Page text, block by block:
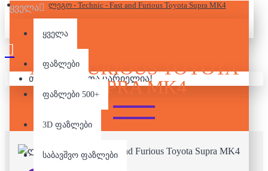
ყველა
ყველა
ფაზლები
ფაზლები 500+
3D ფაზლები
საბავშვო ფაზლები
თქვენი კალათა ცარიელია!
ლეგო - Technic - Fast and Furious Toyota Supra MK4
ᲚᲔᲒᲝ - TECHNIC - FAST
AND FURIOUS TOYOTA
SUPRA MK4